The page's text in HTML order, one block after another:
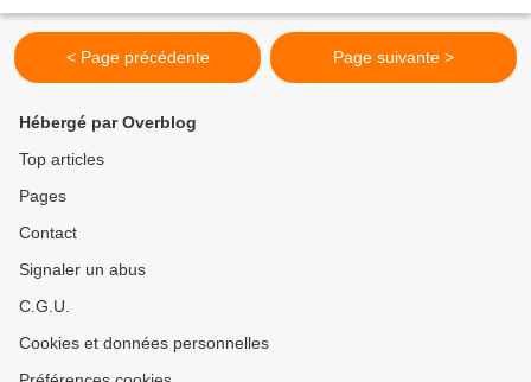
< Page précédente Page suivante >
Hébergé par Overblog
Top articles
Pages
Contact
Signaler un abus
C.G.U.
Cookies et données personnelles